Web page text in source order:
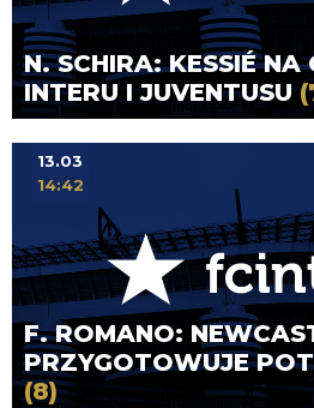
N. SCHIRA: KESSIÉ NA
INTERU I JUVENTUSU
F. ROMANO:
PRZYGOTOWUJE
(8)
13.03
14:42